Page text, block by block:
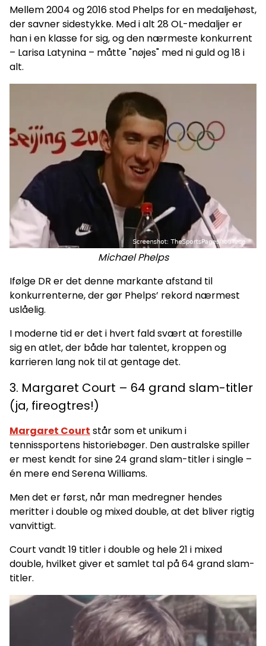
Mellem 2004 og 2016 stod Phelps for en medaljehøst,
der savner sidestykke. Med i alt 28 OL-medaljer er
han i en klasse for sig, og den nærmeste konkurrent
– Larisa Latynina – måtte "nøjes" med ni guld og 18 i
alt.
Michael Phelps
Ifølge DR er det denne markante afstand til
konkurrenterne, der gør Phelps’ rekord nærmest
uslåelig.
I moderne tid er det i hvert fald svært at forestille
sig en atlet, der både har talentet, kroppen og
karrieren lang nok til at gentage det.
3. Margaret Court – 64 grand slam-titler
(ja, fireogtres!)
Margaret Court står som et unikum i
tennissportens historiebøger. Den australske spiller
er mest kendt for sine 24 grand slam-titler i single –
én mere end Serena Williams.
Men det er først, når man medregner hendes
meritter i double og mixed double, at det bliver rigtig
vanvittigt.
Court vandt 19 titler i double og hele 21 i mixed
double, hvilket giver et samlet tal på 64 grand slam-
titler.